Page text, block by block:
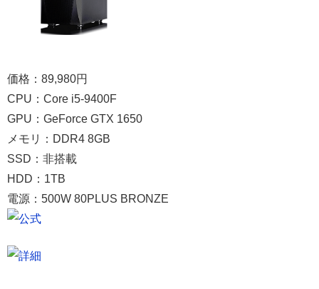
価格：89,980円
CPU：Core i5-9400F
GPU：GeForce GTX 1650
メモリ：DDR4 8GB
SSD：非搭載
HDD：1TB
電源：500W 80PLUS BRONZE